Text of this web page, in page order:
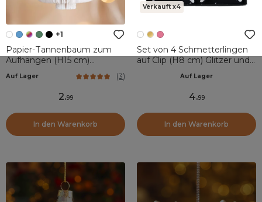
+1
Papier-Tannenbaum zum
Aufhängen (H15 cm)
Auf Lager (3)
2.99
In den Warenkorb
Verkauft x4
Set von 4 Schmetterlingen
auf Clip (H8 cm) Glitzer und
Auf Lager
4.99
In den Warenkorb